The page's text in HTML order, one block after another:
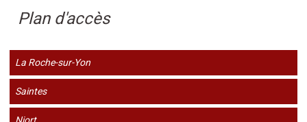
Plan d'accès
La Roche-sur-Yon
Saintes
Niort